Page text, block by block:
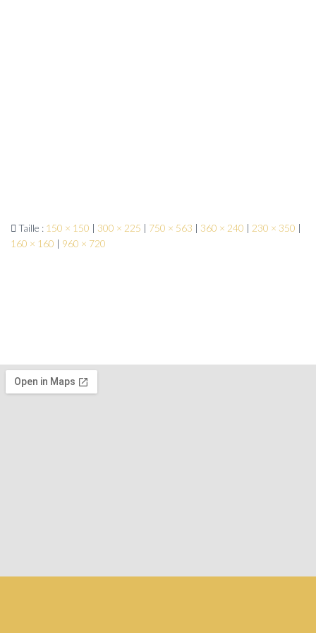
Taille : 150 × 150 | 300 × 225 | 750 × 563 | 360 × 240 | 230 × 350 |
160 × 160 | 960 × 720